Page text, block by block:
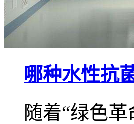
哪种水性抗
随着“绿色